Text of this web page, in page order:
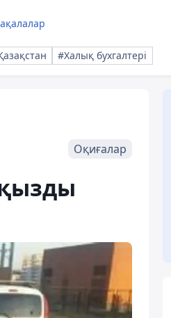
#Халық бухгалтері
Оқиғалар